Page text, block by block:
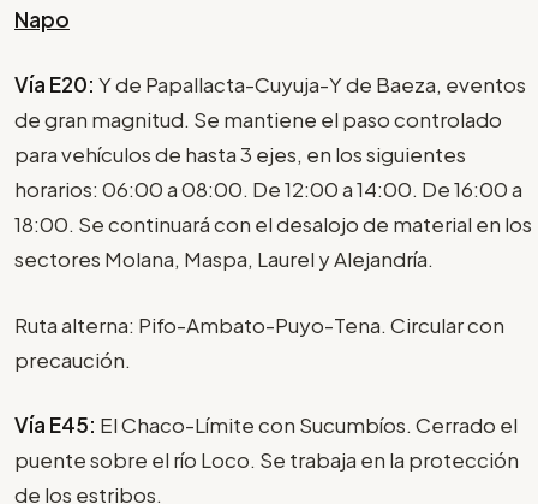
Napo
Vía E20: Y de Papallacta-Cuyuja-Y de Baeza, eventos
de gran magnitud. Se mantiene el paso controlado
para vehículos de hasta 3 ejes, en los siguientes
horarios: 06:00 a 08:00. De 12:00 a 14:00. De 16:00 a
18:00. Se continuará con el desalojo de material en los
sectores Molana, Maspa, Laurel y Alejandría.
Ruta alterna: Pifo-Ambato-Puyo-Tena. Circular con
precaución.
Vía E45: El Chaco-Límite con Sucumbíos. Cerrado el
puente sobre el río Loco. Se trabaja en la protección
de los estribos.